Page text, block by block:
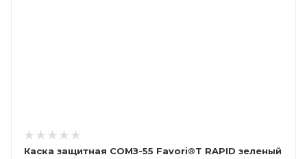
Каска защитная СОМЗ-55 Favori®T RAPID зеленый